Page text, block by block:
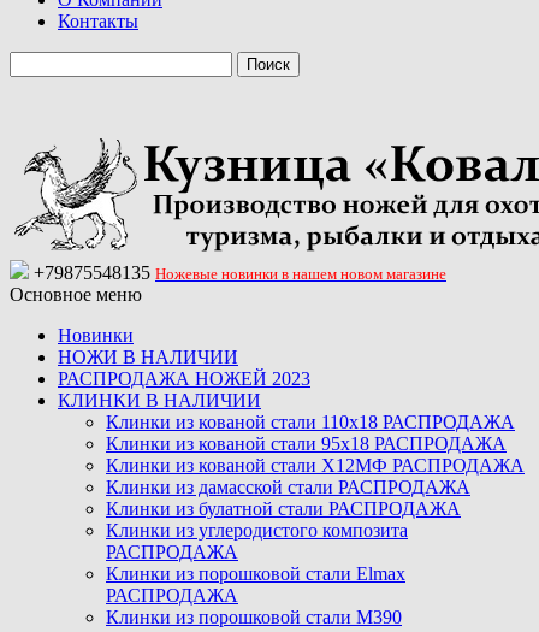
Контакты
+79875548135 Ножевые новинки в нашем новом магазине
Основное меню
Новинки
НОЖИ В НАЛИЧИИ
РАСПРОДАЖА НОЖЕЙ 2023
КЛИНКИ В НАЛИЧИИ
Клинки из кованой стали 110х18 РАСПРОДАЖА
Клинки из кованой стали 95х18 РАСПРОДАЖА
Клинки из кованой стали Х12МФ РАСПРОДАЖА
Клинки из дамасской стали РАСПРОДАЖА
Клинки из булатной стали РАСПРОДАЖА
Клинки из углеродистого композита
РАСПРОДАЖА
Клинки из порошковой стали Elmax
РАСПРОДАЖА
Клинки из порошковой стали M390